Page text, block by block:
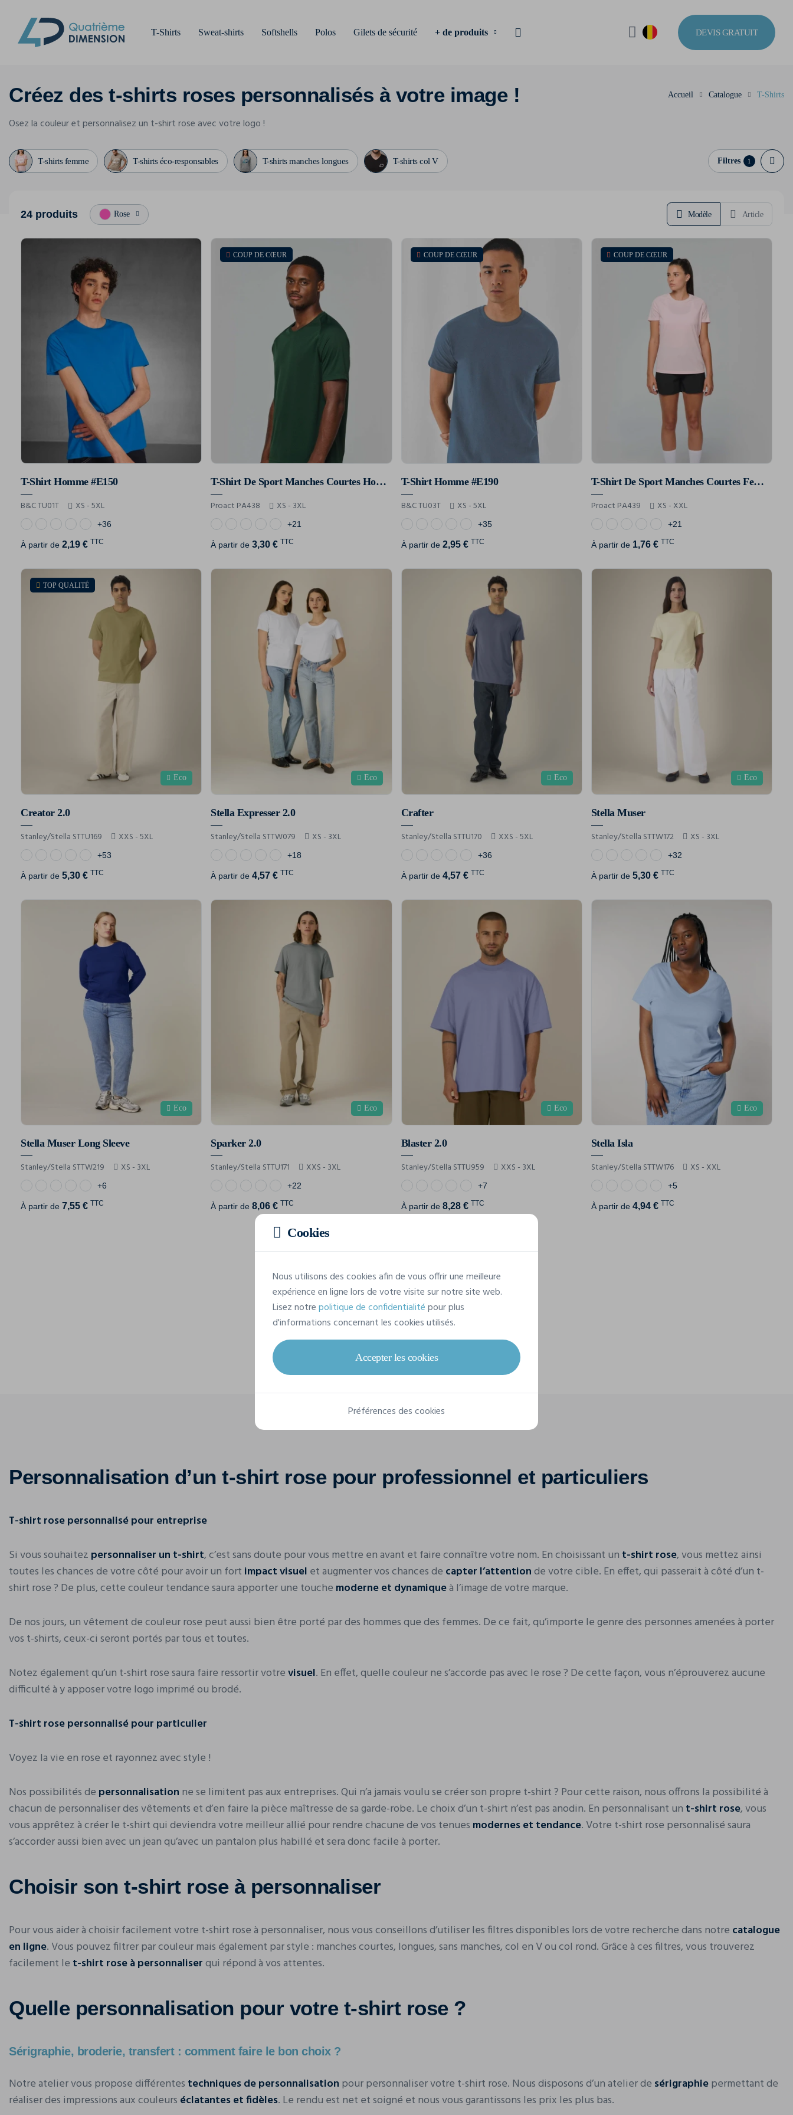
T-Shirts Sweat-shirts Softshells Polos Gilets de sécurité + de produits DEVIS GRATUIT
Créez des t-shirts roses personnalisés à votre image ! Accueil Catalogue T-Shirts
Osez la couleur et personnalisez un t-shirt rose avec votre logo !
T-shirts femme T-shirts éco-responsables T-shirts manches longues T-shirts col V Filtres 1
24 produits Rose Modèle Article
T-Shirt Homme #E150
B&C TU01T XS - 5XL
+36
À partir de 2,19 € TTC
COUP DE CŒUR
T-Shirt De Sport Manches Courtes Homme
Proact PA438 XS - 3XL
+21
À partir de3,30 € TTC
COUP DE CŒUR
T-Shirt Homme #E190
B&C TU03T XS - 5XL
+35
À partir de 2,95 € TTC
COUP DE CŒUR
T-Shirt De Sport Manches Courtes Femme
Proact PA439 XS - XXL
+21
À partir de 1,76 € TTC
TOP QUALITÉ
Eco
Creator 2.0
Stanley/Stella STTU169 XXS - 5XL
+53
À partir de 5,30 € TTC
Eco
Stella Expresser 2.0
Stanley/Stella STTW079 XS - 3XL
+18
À partir de4,57 € TTC
Eco
Crafter
Stanley/Stella STTU170 XXS - 5XL
+36
À partir de 4,57 € TTC
Eco
Stella Muser
Stanley/Stella STTW172 XS - 3XL
+32
À partir de 5,30 € TTC
Eco
Stella Muser Long Sleeve
Stanley/Stella STTW219 XS - 3XL
+6
À partir de 7,55 € TTC
Eco
Sparker 2.0
Stanley/Stella STTU171 XXS - 3XL
+22
À partir de8,06 € TTC
Eco
Blaster 2.0
Stanley/Stella STTU959 XXS - 3XL
+7
À partir de 8,28 € TTC
Eco
Stella Isla
Stanley/Stella STTW176 XS - XXL
+5
À partir de 4,94 € TTC
Affichage de 12 résultats sur 24
Afficher les 12 produits suivants
Personnalisation d’un t-shirt rose pour professionnel et particuliers
T-shirt rose personnalisé pour entreprise
Si vous souhaitez personnaliser un t-shirt, c’est sans doute pour vous mettre en avant et faire connaître votre nom. En choisissant un t-shirt rose, vous mettez ainsi
toutes les chances de votre côté pour avoir un fort impact visuel et augmenter vos chances de capter l’attentionde votre cible. En effet, qui passerait à côté d’un t-
shirt rose ? De plus, cette couleur tendance saura apporter une touche moderne et dynamiqueà l’image de votre marque.
De nos jours, un vêtement de couleur rose peut aussi bien être porté par des hommes que des femmes. De ce fait, qu’importe le genre des personnes amenées à porter
vos t-shirts, ceux-ci seront portés par tous et toutes.
Notez également qu’un t-shirt rose saura faire ressortir votrevisuel. En effet, quelle couleur ne s’accorde pas avec le rose ? De cette façon, vous n’éprouverez aucune
difficulté à y apposer votre logo imprimé ou brodé.
T-shirt rose personnalisé pour particulier
Voyez la vie en rose et rayonnez avec style !
Nos possibilités de personnalisation ne se limitent pas aux entreprises. Qui n’a jamais voulu se créer son propre t-shirt ? Pour cette raison, nous offrons la possibilité à
chacun de personnaliser des vêtements et d’en faire la pièce maîtresse de sa garde-robe. Le choix d’un t-shirt n’est pas anodin. En personnalisant un t-shirt rose, vous
vous apprêtez à créer le t-shirt qui deviendra votre meilleur allié pour rendre chacune de vos tenues modernes et tendance. Votre t-shirt rose personnalisé saura
s’accorder aussi bien avec un jean qu’avec un pantalon plus habillé et sera donc facile à porter.
Choisir son t-shirt rose à personnaliser
Pour vous aider à choisir facilement votre t-shirt rose à personnaliser, nous vous conseillons d’utiliser les filtres disponibles lors de votre recherche dans notre catalogue
en ligne. Vous pouvez filtrer par couleur mais également par style : manches courtes, longues, sans manches, col en V ou col rond. Grâce à ces filtres, vous trouverez
facilement le t-shirt rose à personnaliserqui répond à vos attentes.
Quelle personnalisation pour votre t-shirt rose ?
Sérigraphie, broderie, transfert : comment faire le bon choix ?
Notre atelier vous propose différentes techniques de personnalisation pour personnaliser votre t-shirt rose. Nous disposons d’un atelier de sérigraphiepermettant de
réaliser des impressions aux couleurs éclatantes et fidèles. Le rendu est net et soigné et nous vous garantissons les prix les plus bas.
Cookies
Nous utilisons des cookies afin de vous offrir une meilleure
expérience en ligne lors de votre visite sur notre site web.
Lisez notrepolitique de confidentialitépour plus
d'informations concernant les cookies utilisés.
Accepter les cookies
Préférences des cookies